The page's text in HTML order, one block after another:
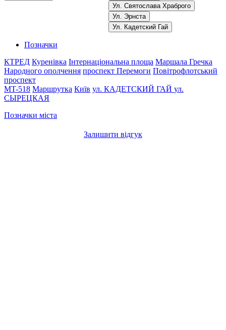
Ул. Святослава Храброго
Ул. Эрнста
Ул. Кадетский Гай
Позначки
КТРЕД Куренівка Інтернаціональна площа Маршала Гречка
Народного ополчення проспект Перемоги Повітрофлотський
проспект
MT-518 Маршрутка Київ ул. КАДЕТСКИЙ ГАЙ ул.
СЫРЕЦКАЯ
Позначки міста
Залишити відгук